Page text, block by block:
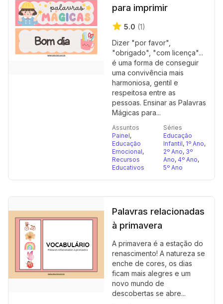
para imprimir
5.0 (1)
Dizer "por favor",
"obrigado", "com licença"...
é uma forma de conseguir
uma convivência mais
harmoniosa, gentil e
respeitosa entre as
pessoas. Ensinar as Palavras
Mágicas para...
Assuntos
Painel,
Educação
Emocional,
Recursos
Educativos
Séries
Educação
Infantil, 1º Ano,
2º Ano, 3º
Ano, 4º Ano,
5º Ano
Palavras relacionadas
à primavera
A primavera é a estação do
renascimento! A natureza se
enche de cores, os dias
ficam mais alegres e um
novo mundo de
descobertas se abre...